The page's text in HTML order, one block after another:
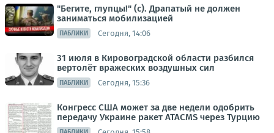
"Бегите, глупцы!" (с). Драпатый не должен
заниматься мобилизацией
ПАБЛИКИ Сегодня, 14:06
31 июля в Кировоградской области разбился
вертолёт вражеских воздушных сил
ПАБЛИКИ Сегодня, 15:36
Конгресс США может за две недели одобрить
передачу Украине ракет ATACMS через Турцию